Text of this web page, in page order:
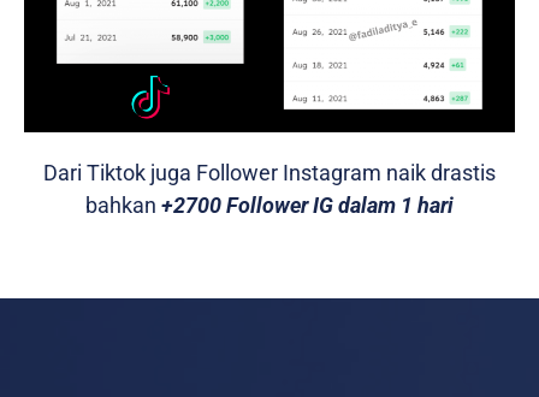
Dari Tiktok juga Follower Instagram naik drastis
bahkan +2700 Follower IG dalam 1 hari